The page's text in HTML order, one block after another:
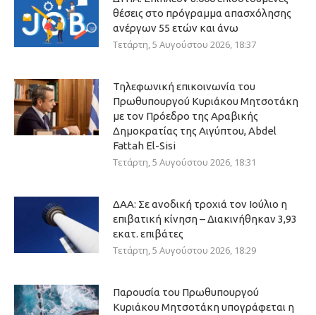
θέσεις στο πρόγραμμα απασχόλησης
ανέργων 55 ετών και άνω
Τετάρτη, 5 Αυγούστου 2026, 18:37
Τηλεφωνική επικοινωνία του
Πρωθυπουργού Κυριάκου Μητσοτάκη
με τον Πρόεδρο της Αραβικής
Δημοκρατίας της Αιγύπτου, Abdel
Fattah El-Sisi
Τετάρτη, 5 Αυγούστου 2026, 18:31
ΔΑΑ: Σε ανοδική τροχιά τον Ιούλιο η
επιβατική κίνηση – Διακινήθηκαν 3,93
εκατ. επιβάτες
Τετάρτη, 5 Αυγούστου 2026, 18:29
Παρουσία του Πρωθυπουργού
Κυριάκου Μητσοτάκη υπογράφεται η